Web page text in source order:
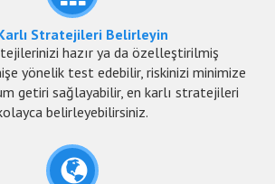
Stratejileri Belirleyin
hazır ya da özelleştirilmiş
yönelik test edebilir, riskinizi minimize
getiri sağlayabilir, en karlı stratejileri
belirleyebilirsiniz.